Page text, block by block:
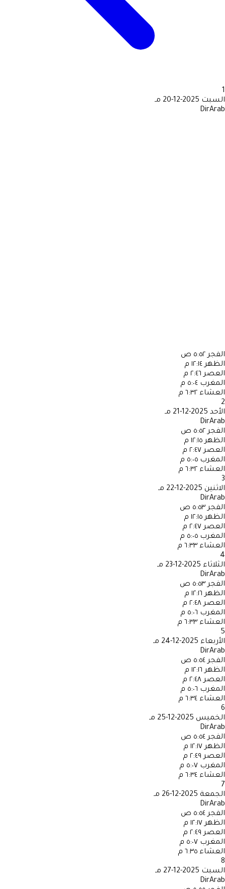
1
السبت 2025-12-20 مـ
DirArab
الفجر ٥:٥٢ ص
الظهر ١٢:١٤ م
العصر ٢:٤٦ م
المغرب ٥:٠٤ م
العشاء ٦:٣٢ م
2
الأحد 2025-12-21 مـ
DirArab
الفجر ٥:٥٢ ص
الظهر ١٢:١٥ م
العصر ٢:٤٧ م
المغرب ٥:٠٥ م
العشاء ٦:٣٢ م
3
الاثنين 2025-12-22 مـ
DirArab
الفجر ٥:٥٣ ص
الظهر ١٢:١٥ م
العصر ٢:٤٧ م
المغرب ٥:٠٥ م
العشاء ٦:٣٣ م
4
الثلاثاء 2025-12-23 مـ
DirArab
الفجر ٥:٥٣ ص
الظهر ١٢:١٦ م
العصر ٢:٤٨ م
المغرب ٥:٠٦ م
العشاء ٦:٣٣ م
5
الأربعاء 2025-12-24 مـ
DirArab
الفجر ٥:٥٤ ص
الظهر ١٢:١٦ م
العصر ٢:٤٨ م
المغرب ٥:٠٦ م
العشاء ٦:٣٤ م
6
الخميس 2025-12-25 مـ
DirArab
الفجر ٥:٥٤ ص
الظهر ١٢:١٧ م
العصر ٢:٤٩ م
المغرب ٥:٠٧ م
العشاء ٦:٣٤ م
7
الجمعة 2025-12-26 مـ
DirArab
الفجر ٥:٥٤ ص
الظهر ١٢:١٧ م
العصر ٢:٤٩ م
المغرب ٥:٠٧ م
العشاء ٦:٣٥ م
8
السبت 2025-12-27 مـ
DirArab